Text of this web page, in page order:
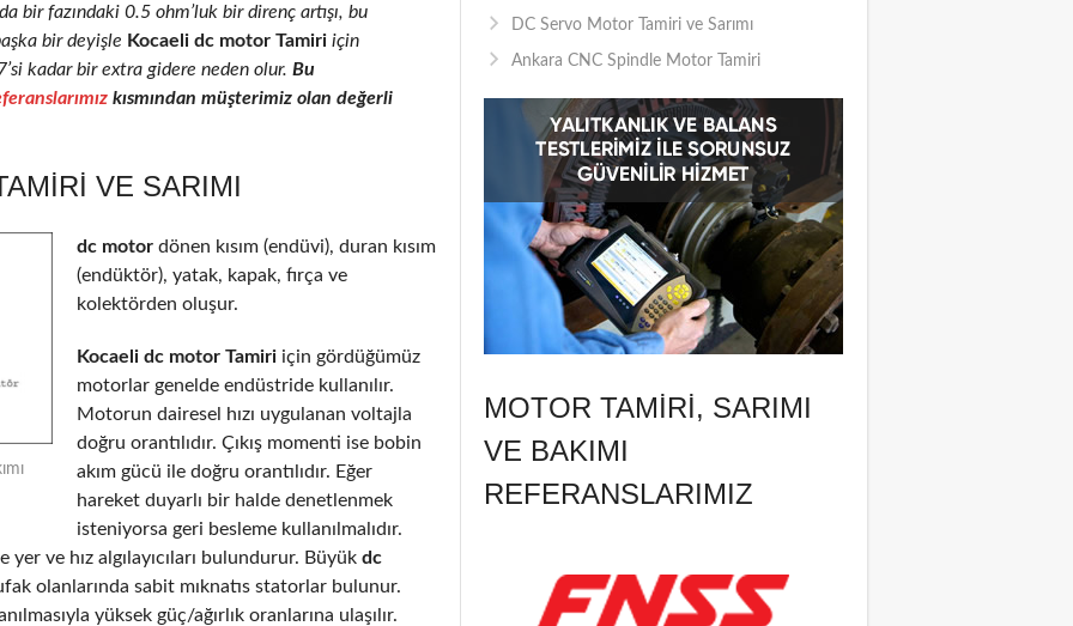
bir fazındaki 0.5 ohm’luk bir direnç artışı, bu
bir deyişle Kocaeli dc motor Tamiri için
kadar bir extra gidere neden olur. Bu
kısmından müşterimiz olan değerli
VE SARIMI
dc motor dönen kısım (endüvi), duran kısım
(endüktör), yatak, kapak, fırça ve
kolektörden oluşur.
Kocaeli dc motor Tamiri için gördüğümüz
motorlar genelde endüstride kullanılır.
Motorun dairesel hızı uygulanan voltajla
doğru orantılıdır. Çıkış momenti ise bobin
akım gücü ile doğru orantılıdır. Eğer
hareket duyarlı bir halde denetlenmek
isteniyorsa geri besleme kullanılmalıdır.
ve hız algılayıcıları bulundurur. Büyük dc
olanlarında sabit mıknatıs statorlar bulunur.
yüksek güç/ağırlık oranlarına ulaşılır.
DC Servo Motor Tamiri ve Sarımı
Ankara CNC Spindle Motor Tamiri
MOTOR TAMIRI, SARIMI
VE BAKIMI
REFERANSLARIMIZ